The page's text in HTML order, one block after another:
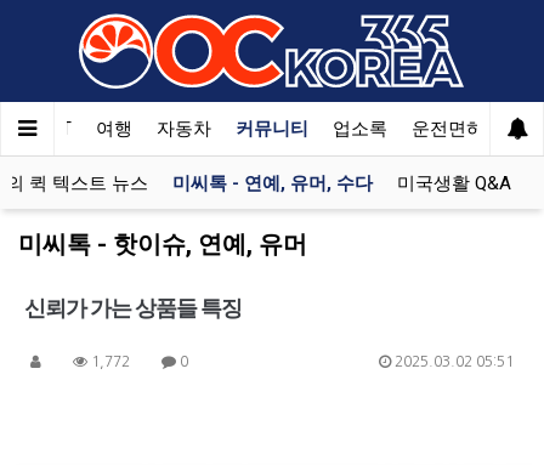
한국SAT 여행 자동차 커뮤니티 업소록 운전면허 문의
의 퀵 텍스트 뉴스 미씨톡 - 연예, 유머, 수다 미국생활 Q&A
미씨톡 - 핫이슈, 연예, 유머
신뢰가 가는 상품들 특징
1,772 0 2025.03.02 05:51